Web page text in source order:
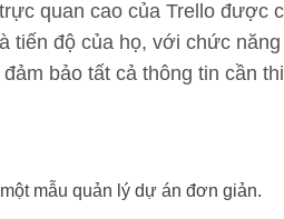
quan cao của Trello
tiến độ của họ, với chức
bảo tất cả thông tin cần